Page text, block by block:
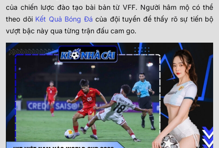
của chiến lược đào tạo bài bản từ VFF. Người hâm mộ có thể
theo dõi Kết Quả Bóng Đá của đội tuyển để thấy rõ sự tiến bộ
vượt bậc này qua từng trận đấu cam go.